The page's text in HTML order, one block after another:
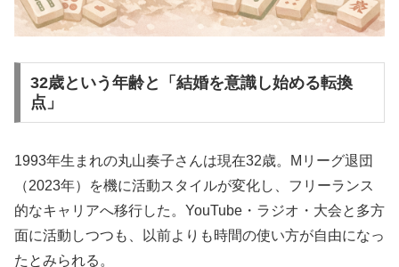
32歳という年齢と「結婚を意識し始める転換
点」
1993年生まれの丸山奏子さんは現在32歳。Mリーグ退団
（2023年）を機に活動スタイルが変化し、フリーランス
的なキャリアへ移行した。YouTube・ラジオ・大会と多方
面に活動しつつも、以前よりも時間の使い方が自由になっ
たとみられる。